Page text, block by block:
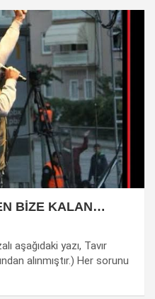
BİZE KALAN…
aşağıdaki yazı, Tavır
alınmıştır.) Her sorunu